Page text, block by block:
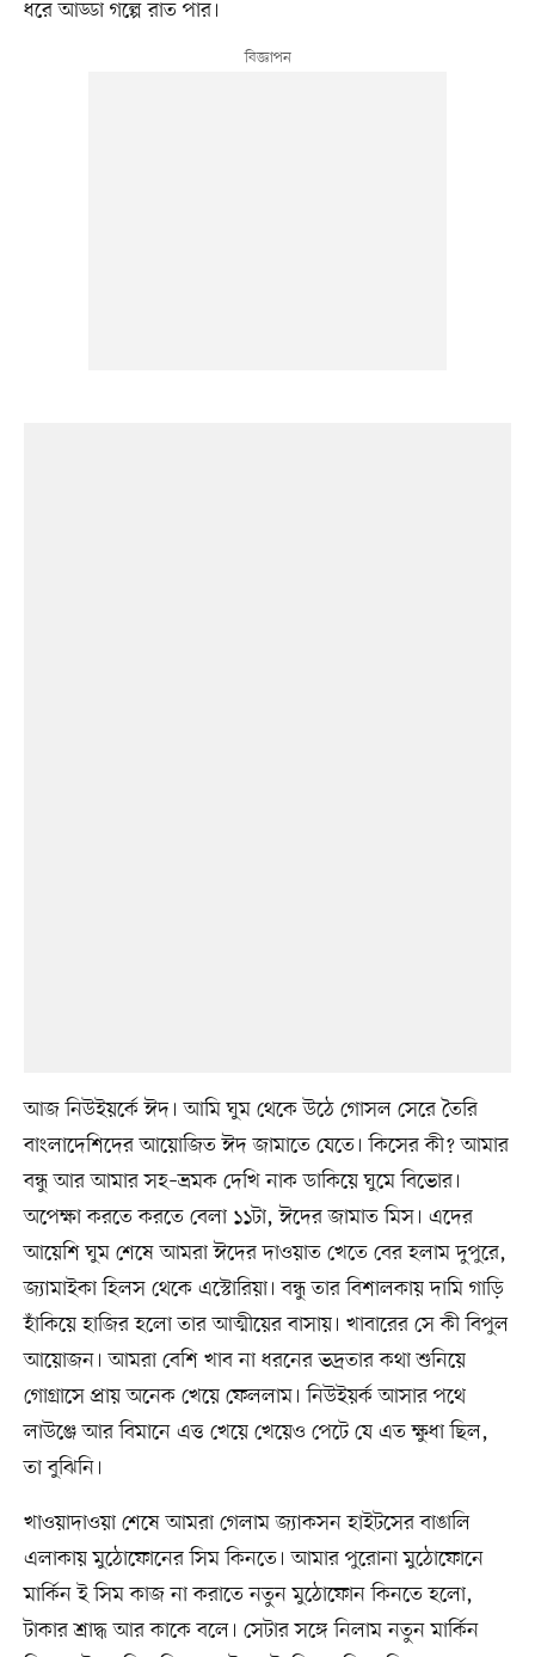
ধরে আড্ডা গল্পে রাত পার।
আজ নিউইয়র্কে ঈদ। আমি ঘুম থেকে উঠে গোসল সেরে তৈরি
বাংলাদেশিদের আয়োজিত ঈদ জামাতে যেতে। কিসের কী? আমার
বন্ধু আর আমার সহ–ভ্রমক দেখি নাক ডাকিয়ে ঘুমে বিভোর।
অপেক্ষা করতে করতে বেলা ১১টা, ঈদের জামাত মিস। এদের
আয়েশি ঘুম শেষে আমরা ঈদের দাওয়াত খেতে বের হলাম দুপুরে,
জ্যামাইকা হিলস থেকে এস্টোরিয়া। বন্ধু তার বিশালকায় দামি গাড়ি
হাঁকিয়ে হাজির হলো তার আত্মীয়ের বাসায়। খাবারের সে কী বিপুল
আয়োজন। আমরা বেশি খাব না ধরনের ভদ্রতার কথা শুনিয়ে
গোগ্রাসে প্রায় অনেক খেয়ে ফেললাম। নিউইয়র্ক আসার পথে
লাউঞ্জে আর বিমানে এত্ত খেয়ে খেয়েও পেটে যে এত ক্ষুধা ছিল,
তা বুঝিনি।
খাওয়াদাওয়া শেষে আমরা গেলাম জ্যাকসন হাইটসের বাঙালি
এলাকায় মুঠোফোনের সিম কিনতে। আমার পুরোনা মুঠোফোনে
মার্কিন ই সিম কাজ না করাতে নতুন মুঠোফোন কিনতে হলো,
টাকার শ্রাদ্ধ আর কাকে বলে। সেটার সঙ্গে নিলাম নতুন মার্কিন